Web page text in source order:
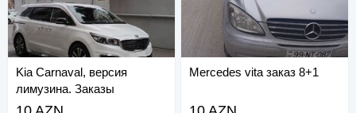
Kia Carnaval, версия
лимузина. Заказы
принимаются.
Mercedes vita заказ 8+1